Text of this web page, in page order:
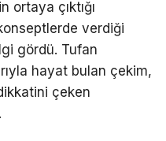
ortaya çıktığı
verdiği
gördü. Tufan
hayat bulan çekim,
çeken